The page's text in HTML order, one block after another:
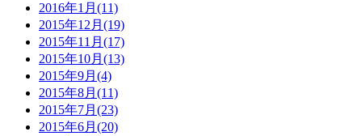
2016年1月(11)
2015年12月(19)
2015年11月(17)
2015年10月(13)
2015年9月(4)
2015年8月(11)
2015年7月(23)
2015年6月(20)